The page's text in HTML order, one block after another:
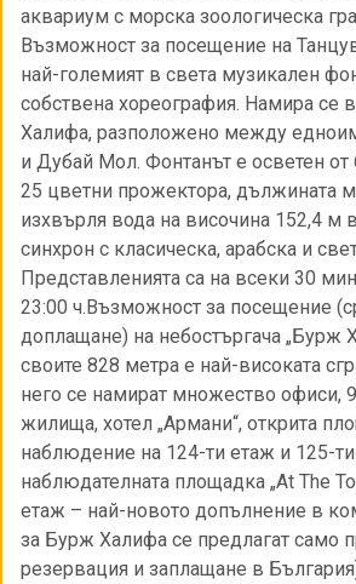
аквариум с морска зоологическа
Възможност за посещение на
най-големият в света музикален
собствена хореография. Намира се
Халифа, разположено между
и Дубай Мол. Фонтанът е осветен от
25 цветни прожектора, дължината
изхвърля вода на височина 152,4 м
синхрон с класическа, арабска и
Представленията са на всеки 30
23:00 ч.Възможност за посещение
доплащане) на небостъргача „Бурж
своите 828 метра е най-високата
него се намират множество офиси,
жилища, хотел „Армани“, открита
наблюдение на 124-ти етаж и 125-
наблюдателната площадка „At The
етаж – най-новото допълнение в
за Бурж Халифа се предлагат само
резервация и заплащане в